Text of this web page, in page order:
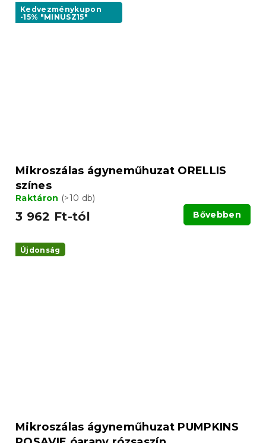
Kedvezménykupon
-15% "MINUSZ15"
Mikroszálas ágyneműhuzat ORELLIS
színes
Raktáron (>10 db)
3 962 Ft-tól Bővebben
Újdonság
Mikroszálas ágyneműhuzat PUMPKINS